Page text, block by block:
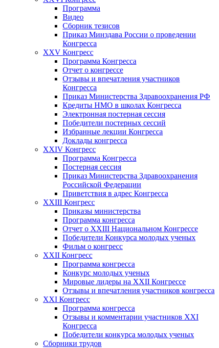
Программа
Видео
Сборник тезисов
Приказ Минздава России о проведении
Конгресса
XXV Конгресс
Программа Конгресса
Отчет о конгрессе
Отзывы и впечатления участников
Конгресса
Приказ Министерства Здравоохранения РФ
Кредиты НМО в школах Конгресса
Электронная постерная сессия
Победители постерных сессий
Избранные лекции Конгресса
Доклады конгресса
XXIV Конгресс
Программа Конгресса
Постерная сессия
Приказ Министерства Здравоохранения
Российской Федерации
Приветствия в адрес Конгресса
XXIII Конгресс
Приказы министерства
Программа конгресса
Отчет о XXIII Национальном Конгрессе
Победители Конкурса молодых ученых
Фильм о конгресс
XXII Конгресс
Программа конгресса
Конкурс молодых ученых
Мировые лидеры на XXII Конгрессе
Отзывы и впечатления участников конгресса
XXI Конгресс
Программа конгресса
Отзывы и комментарии участников XXI
Конгресса
Победители конкурса молодых ученых
Сборники трудов